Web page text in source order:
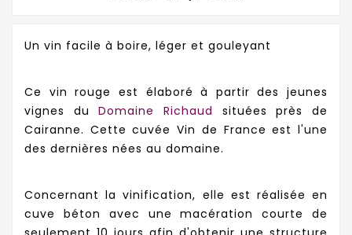
Un vin facile à boire, léger et gouleyant
Ce vin rouge est élaboré à partir des jeunes
vignes duDomaine Richaud
situées près de
Cairanne. Cette cuvée Vin de France est l'une
des dernières nées au domaine.
Concernant la vinification, elle est réalisée en
cuve béton avec une macération courte de